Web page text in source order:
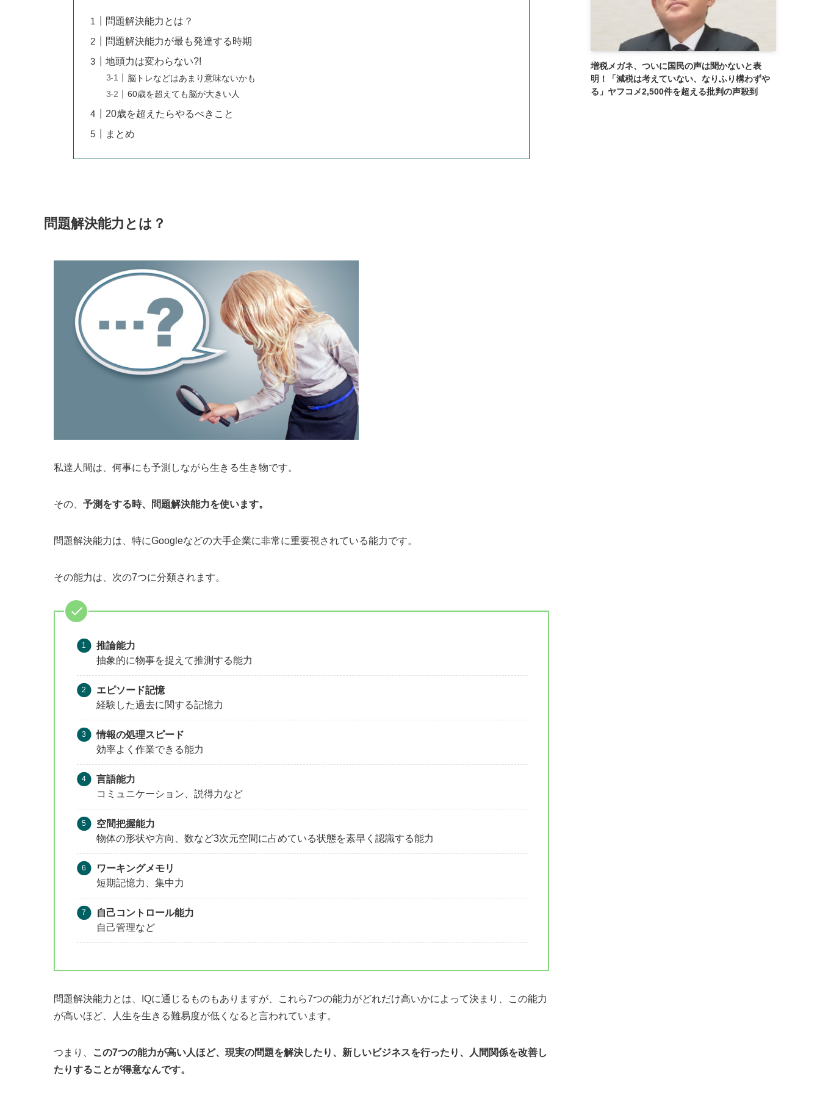
問題解決能力とは？
問題解決能力が最も発達する時期
地頭力は変わらない?!
脳トレなどはあまり意味ないかも
60歳を超えても脳が大きい人
20歳を超えたらやるべきこと
まとめ
問題解決能力とは？
私達人間は、何事にも予測しながら生きる生き物です。
その、 予測をする時、問題解決能力を使います。
問題解決能力は、特にGoogleなどの大手企業に非常に重要視されている能力です。
その能力は、次の7つに分類されます。
推論能力
抽象的に物事を捉えて推測する能力
エピソード記憶
経験した過去に関する記憶力
情報の処理スピード
効率よく作業できる能力
言語能力
コミュニケーション、説得力など
空間把握能力
物体の形状や方向、数など3次元空間に占めている状態を素早く認識する能力
ワーキングメモリ
短期記憶力、集中力
自己コントロール能力
自己管理など
問題解決能力とは、IQに通じるものもありますが、これら7つの能力がどれだけ高いかによって決まり、この能力
が高いほど、人生を生きる難易度が低くなると言われています。
つまり、
この7つの能力が高い人ほど、現実の問題を解決したり、新しいビジネスを行ったり、人間関係を改善し
たりすることが得意なんです。
増税メガネ、ついに国民の声は聞かないと表
明！「減税は考えていない、なりふり構わずや
る」ヤフコメ2,500件を超える批判の声殺到